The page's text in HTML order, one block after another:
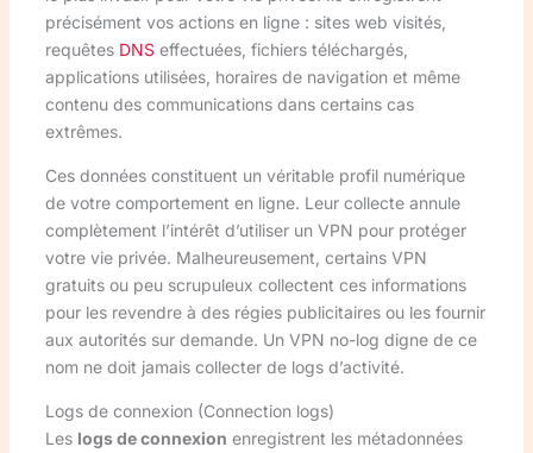
précisément vos actions en ligne : sites web visités,
requêtes DNSeffectuées, fichiers téléchargés,
applications utilisées, horaires de navigation et même
contenu des communications dans certains cas
extrêmes.
Ces données constituent un véritable profil numérique
de votre comportement en ligne. Leur collecte annule
complètement l’intérêt d’utiliser un VPN pour protéger
votre vie privée. Malheureusement, certains VPN
gratuits ou peu scrupuleux collectent ces informations
pour les revendre à des régies publicitaires ou les fournir
aux autorités sur demande. Un VPN no-log digne de ce
nom ne doit jamais collecter de logs d’activité.
Logs de connexion (Connection logs)
Les logs de connexion enregistrent les métadonnées